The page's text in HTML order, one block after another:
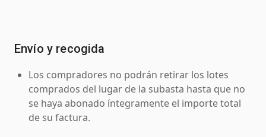
Envío y recogida
Los compradores no podrán retirar los lotes
comprados del lugar de la subasta hasta que no
se haya abonado íntegramente el importe total
de su factura.